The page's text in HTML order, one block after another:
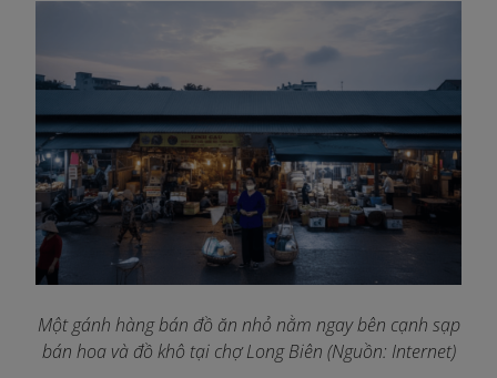
Một gánh hàng bán đồ ăn nhỏ nằm ngay bên cạnh sạp
bán hoa và đồ khô tại chợ Long Biên (Nguồn: Internet)